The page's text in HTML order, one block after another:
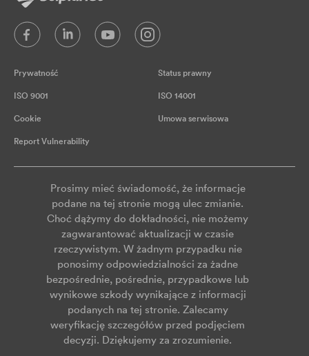
Prywatność Status prawny
ISO 9001 ISO 14001
Cookie Umowa serwisowa
Report Vulnerability
Prosimy mieć świadomość, że informacje
podane na tej stronie mogą ulec zmianie.
Choć dążymy do dokładności, nie możemy
zagwarantować aktualizacji w czasie
rzeczywistym. W żadnym przypadku nie
ponosimy odpowiedzialności za żadne
bezpośrednie, pośrednie, przypadkowe lub
wynikowe szkody wynikające z informacji
podanych na tej stronie. Zalecamy
weryfikację szczegółów przed podjęciem
decyzji. Dziękujemy za zrozumienie.